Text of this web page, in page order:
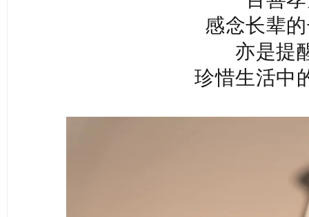
感念长辈
亦是提
珍惜生活中